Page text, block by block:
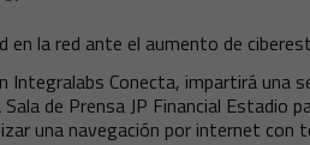
en la red ante el aumento de
Integralabs Conecta, impartirá
de Prensa JP Financial Estadio
una navegación por internet con